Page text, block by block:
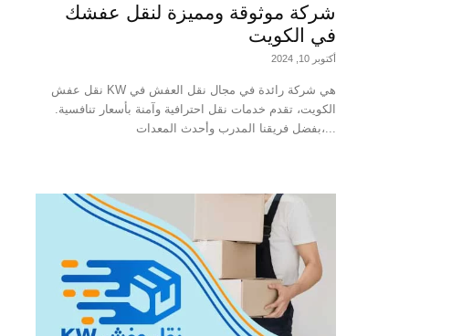
شركة موثوقة ومميزة لنقل عفشك
في الكويت
أكتوبر 10, 2024
نقل عفش KW هي شركة رائدة في مجال نقل العفش في
الكويت، تقدم خدمات نقل احترافية وآمنة بأسعار تنافسية.
بفضل فريقنا المدرب وأحدث المعدات،...